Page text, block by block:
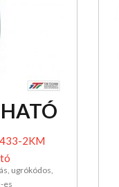
2KM
ugrókódos,
es